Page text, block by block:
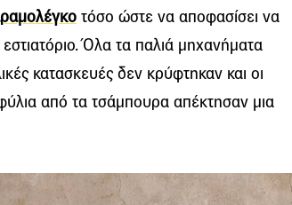
τόσο ώστε να αποφασίσει να
εστιατόριο. Όλα τα παλιά μηχανήματα
κατασκευές δεν κρύφτηκαν και οι
από τα τσάμπουρα απέκτησαν μια